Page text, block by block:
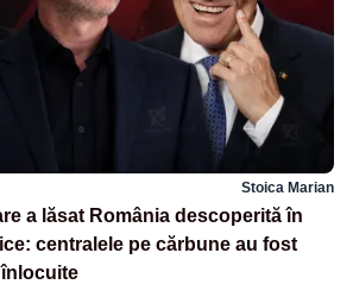
Stoica Marian
a lăsat România descoperită în
centralele pe cărbune au fost